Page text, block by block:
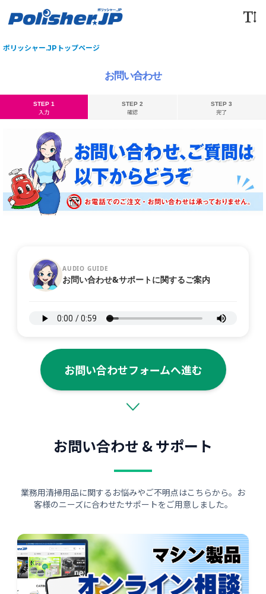
ポリッシャー.JPトップページ
お問い合わせ
STEP 1
入力
STEP 2
確認
STEP 3
完了
AUDIO GUIDE
お問い合わせ&サポートに関するご案内
お問い合わせフォームへ進む
お問い合わせ & サポート
業務用清掃用品に関するお悩みやご不明点はこちらから。お
客様のニーズに合わせたサポートをご用意しました。